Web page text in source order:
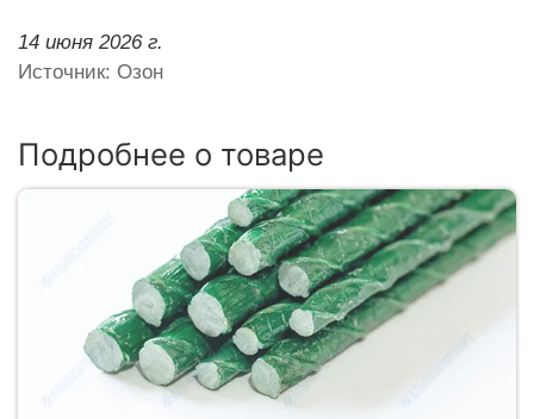
14 июня 2026 г.
Источник: Озон
Подробнее о товаре